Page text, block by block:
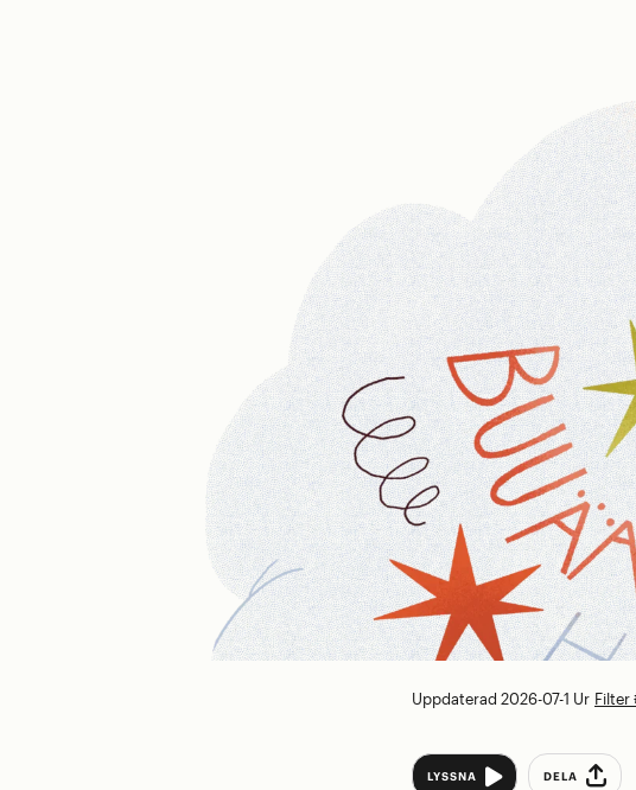
Uppdaterad 2026-07-1 Ur Filter
LYSSNA DELA